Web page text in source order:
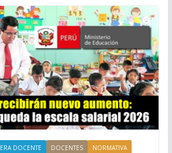
DOCENTE DOCENTES
NORMATIVA